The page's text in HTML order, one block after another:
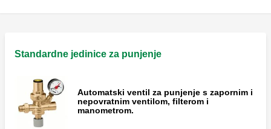
Standardne jedinice za punjenje
Automatski ventil za punjenje s zapornim i
nepovratnim ventilom, filterom i
manometrom.